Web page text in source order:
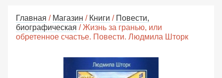
Главная / Магазин / Книги / Повести,
биографическая / Жизнь за гранью, или
обретенное счастье. Повести. Людмила Шторк